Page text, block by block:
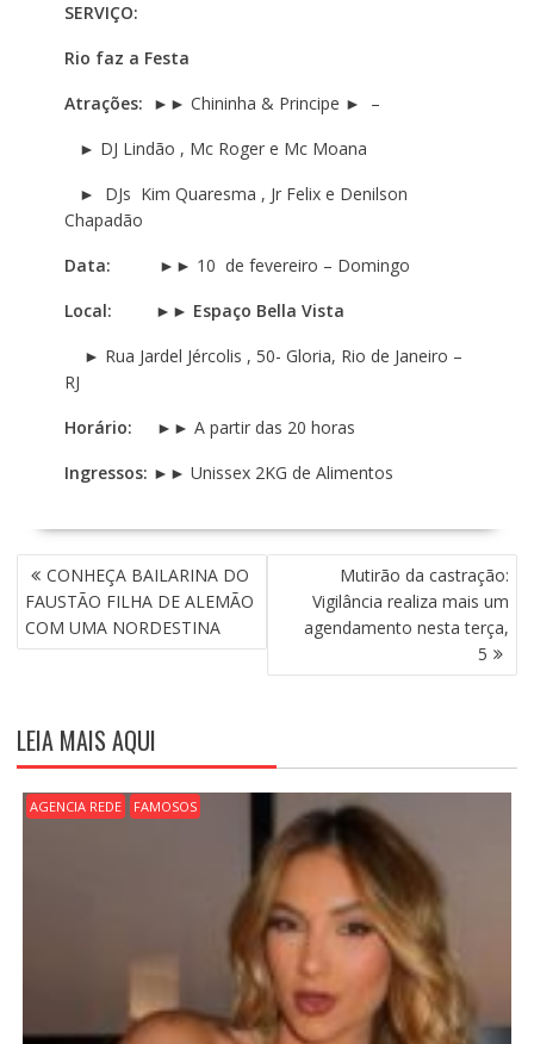
SERVIÇO:
Rio faz a Festa
Atrações: ► ► Chininha & Principe ►
–
► DJ Lindão , Mc Roger e Mc Moana
►
DJs Kim Quaresma , Jr Felix e Denilson
Chapadão
Data:
►► 10 de fevereiro – Domingo
Local:
►► Espaço Bella Vista
► Rua Jardel Jércolis , 50- Gloria, Rio de Janeiro –
RJ
Horário:
►► A partir das 20 horas
Ingressos: ►► Unissex 2KG de Alimentos
N
A
V
E
Ç
Ã
O
D
CONHEÇA BAILARINA DO
FAUSTÃO FILHA DE ALEMÃO
COM UMA NORDESTINA
Mutirão da castração:
Vigilância realiza mais um
agendamento nesta terça,
5
LEIA MAIS AQUI
AGENCIA REDE FAMOSOS